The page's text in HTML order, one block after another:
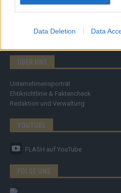
Data Deletion Data
ÜBER UNS
Unternehmensporträt
Ehtikrichtlinie & Faktencheck
Redaktion und Verwaltung
YOUTUBE
FLASH auf YouTube
FOLGE UNS